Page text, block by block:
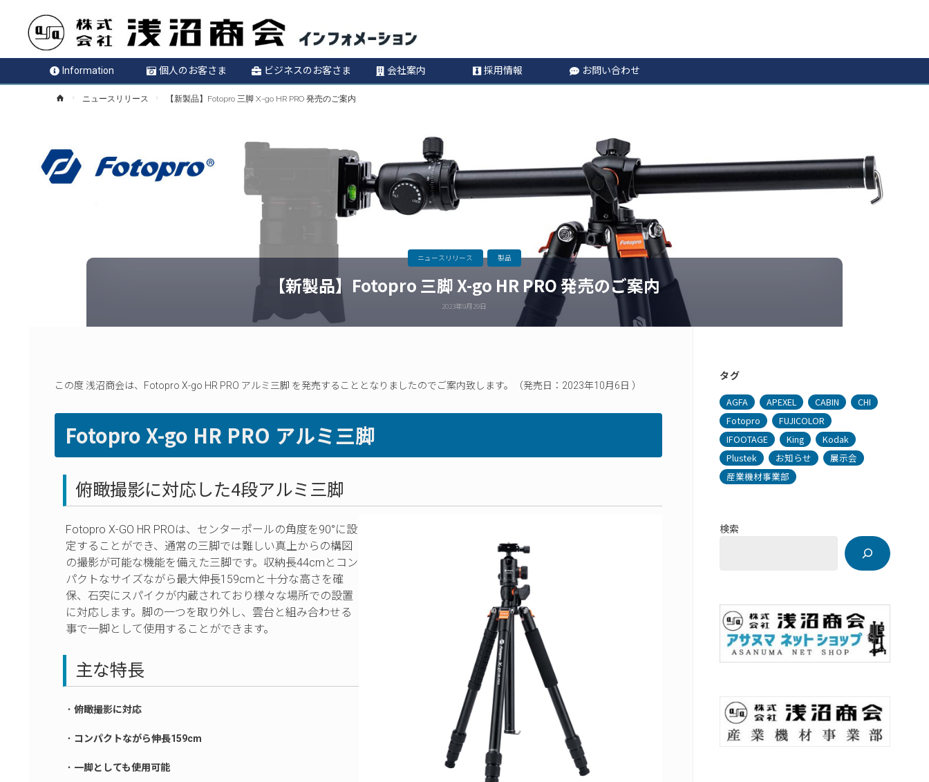
テ
へ
キ
ッ
Information 個人のお客さま ビジネスのお客さま 会社案内 採用情報 お問い合わせ
ホ
ニュースリリース 【新製品】Fotopro 三脚 X-go HR PRO 発売のご案内
【新製品】Fotopro 三脚 X-go HR PRO 発売のご案内
2023年9月29日
ニュースリリース 製品
この度 浅沼商会は、Fotopro X-go HR PRO アルミ三脚 を発売することとなりましたのでご案内致します。（発売日：2023年10月6日 ）
Fotopro X-go HR PRO アルミ三脚
俯瞰撮影に対応した4段アルミ三脚
Fotopro X-GO HR PROは、センターポールの角度を90°に設
定することができ、通常の三脚では難しい真上からの構図
の撮影が可能な機能を備えた三脚です。収納長44cmとコン
パクトなサイズながら最大伸長159cmと十分な高さを確
保、石突にスパイクが内蔵されており様々な場所での設置
に対応します。脚の一つを取り外し、雲台と組み合わせる
事で一脚として使用することができます。
主な特長
・ 俯瞰撮影に対応
・ コンパクトながら伸長159cm
・ 一脚としても使用可能
タグ
AGFA APEXEL CABIN
CHI
Fotopro
FUJICOLOR
IFOOTAGE
King
Kodak
Plustek
お知らせ
展示会
産業機材事業部
検索